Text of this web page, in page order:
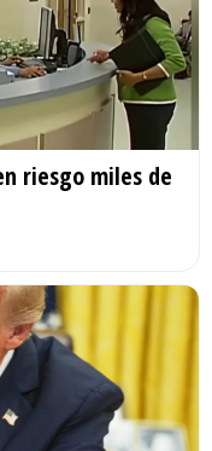
riesgo miles de